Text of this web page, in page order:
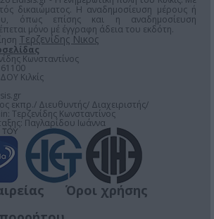
δικαιώματος. Η αναδημοσίευση μέρους ή
όπως επίσης και η αναδημοσίευση
μόνο μέ έγγραφη άδεια του εκδότη.
Τερζενίδης Νικος
Κωνσταντίνος
61100
Κιλκίς
εκπρ./ Διευθυντής/ Διαχειριστής/
Τερζενίδης Κωνσταντίνος
Παγλαρίδου Ιωάννα
Όροι χρήσης